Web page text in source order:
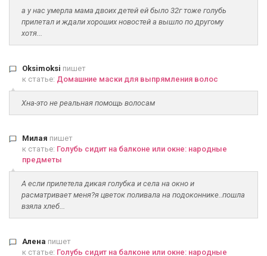
а у нас умерла мама двоих детей ей было 32г тоже голубь
прилетал и ждали хороших новостей а вышло по другому
хотя...
Oksimoksi пишет
к статье: Домашние маски для выпрямления волос
Хна-это не реальная помощь волосам
Милая пишет
к статье: Голубь сидит на балконе или окне: народные
предметы
А если прилетела дикая голубка и села на окно и
расматривает меня?я цветок поливала на подоконнике..пошла
взяла хлеб...
Алена пишет
к статье: Голубь сидит на балконе или окне: народные